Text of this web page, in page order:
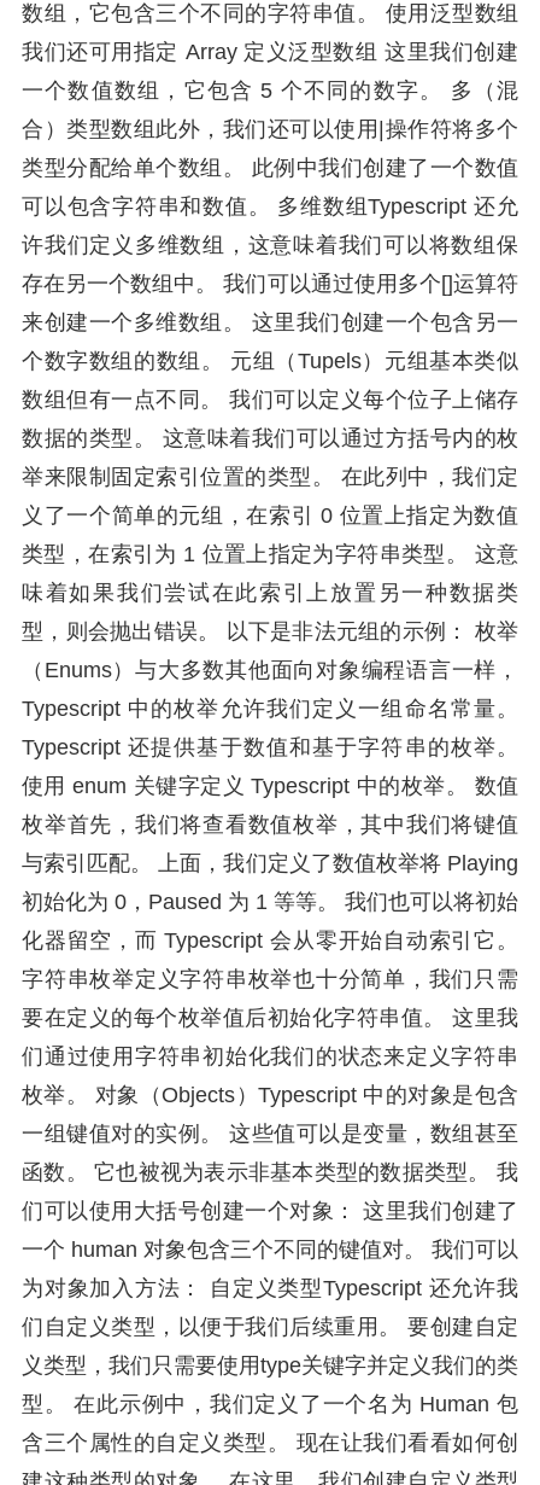
数组，它包含三个不同的字符串值。 使用泛型数组
我们还可用指定 Array 定义泛型数组 这里我们创建
一个数值数组，它包含 5 个不同的数字。 多（混
合）类型数组此外，我们还可以使用|操作符将多个
类型分配给单个数组。 此例中我们创建了一个数值
可以包含字符串和数值。 多维数组Typescript 还允
许我们定义多维数组，这意味着我们可以将数组保
存在另一个数组中。 我们可以通过使用多个[]运算符
来创建一个多维数组。 这里我们创建一个包含另一
个数字数组的数组。 元组（Tupels）元组基本类似
数组但有一点不同。 我们可以定义每个位子上储存
数据的类型。 这意味着我们可以通过方括号内的枚
举来限制固定索引位置的类型。 在此列中，我们定
义了一个简单的元组，在索引 0 位置上指定为数值
类型，在索引为 1 位置上指定为字符串类型。 这意
味着如果我们尝试在此索引上放置另一种数据类
型，则会抛出错误。 以下是非法元组的示例： 枚举
（Enums）与大多数其他面向对象编程语言一样，
Typescript 中的枚举允许我们定义一组命名常量。
Typescript 还提供基于数值和基于字符串的枚举。
使用 enum 关键字定义 Typescript 中的枚举。 数值
枚举首先，我们将查看数值枚举，其中我们将键值
与索引匹配。 上面，我们定义了数值枚举将 Playing
初始化为 0，Paused 为 1 等等。 我们也可以将初始
化器留空，而 Typescript 会从零开始自动索引它。
字符串枚举定义字符串枚举也十分简单，我们只需
要在定义的每个枚举值后初始化字符串值。 这里我
们通过使用字符串初始化我们的状态来定义字符串
枚举。 对象（Objects）Typescript 中的对象是包含
一组键值对的实例。 这些值可以是变量，数组甚至
函数。 它也被视为表示非基本类型的数据类型。 我
们可以使用大括号创建一个对象： 这里我们创建了
一个 human 对象包含三个不同的键值对。 我们可以
为对象加入方法： 自定义类型Typescript 还允许我
们自定义类型，以便于我们后续重用。 要创建自定
义类型，我们只需要使用type关键字并定义我们的类
型。 在此示例中，我们定义了一个名为 Human 包
含三个属性的自定义类型。 现在让我们看看如何创